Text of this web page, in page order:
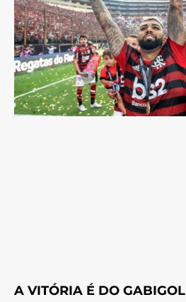
A VITÓRIA É DO GABIGOL